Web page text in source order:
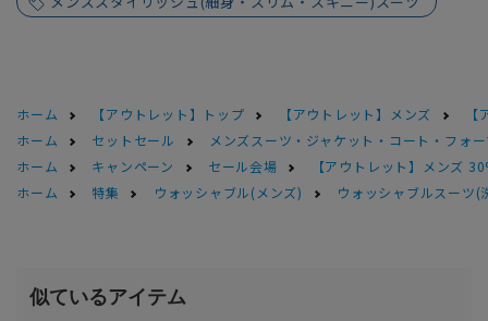
ホーム 【アウトレット】トップ 【アウトレット】メンズ
ホーム
セットセール
メンズスーツ・ジャケット・コート・フォ
ホーム
キャンペーン セール会場
【アウトレット】メンズ
ホーム
特集 ウォッシャブル(メンズ) ウォッシャブルスーツ(